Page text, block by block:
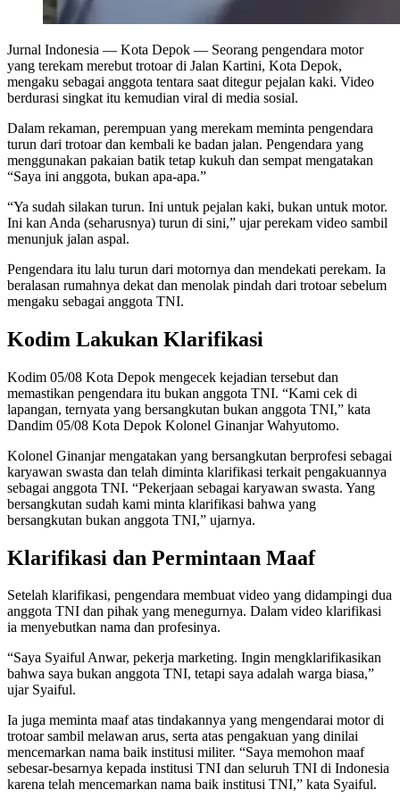
Jurnal Indonesia — Kota Depok — Seorang pengendara motor
yang terekam merebut trotoar di Jalan Kartini, Kota Depok,
mengaku sebagai anggota tentara saat ditegur pejalan kaki. Video
berdurasi singkat itu kemudian viral di media sosial.
Dalam rekaman, perempuan yang merekam meminta pengendara
turun dari trotoar dan kembali ke badan jalan. Pengendara yang
menggunakan pakaian batik tetap kukuh dan sempat mengatakan
“Saya ini anggota, bukan apa-apa.”
“Ya sudah silakan turun. Ini untuk pejalan kaki, bukan untuk motor.
Ini kan Anda (seharusnya) turun di sini,” ujar perekam video sambil
menunjuk jalan aspal.
Pengendara itu lalu turun dari motornya dan mendekati perekam. Ia
beralasan rumahnya dekat dan menolak pindah dari trotoar sebelum
mengaku sebagai anggota TNI.
Kodim Lakukan Klarifikasi
Kodim 05/08 Kota Depok mengecek kejadian tersebut dan
memastikan pengendara itu bukan anggota TNI. “Kami cek di
lapangan, ternyata yang bersangkutan bukan anggota TNI,” kata
Dandim 05/08 Kota Depok Kolonel Ginanjar Wahyutomo.
Kolonel Ginanjar mengatakan yang bersangkutan berprofesi sebagai
karyawan swasta dan telah diminta klarifikasi terkait pengakuannya
sebagai anggota TNI. “Pekerjaan sebagai karyawan swasta. Yang
bersangkutan sudah kami minta klarifikasi bahwa yang
bersangkutan bukan anggota TNI,” ujarnya.
Klarifikasi dan Permintaan Maaf
Setelah klarifikasi, pengendara membuat video yang didampingi dua
anggota TNI dan pihak yang menegurnya. Dalam video klarifikasi
ia menyebutkan nama dan profesinya.
“Saya Syaiful Anwar, pekerja marketing. Ingin mengklarifikasikan
bahwa saya bukan anggota TNI, tetapi saya adalah warga biasa,”
ujar Syaiful.
Ia juga meminta maaf atas tindakannya yang mengendarai motor di
trotoar sambil melawan arus, serta atas pengakuan yang dinilai
mencemarkan nama baik institusi militer. “Saya memohon maaf
sebesar-besarnya kepada institusi TNI dan seluruh TNI di Indonesia
karena telah mencemarkan nama baik institusi TNI,” kata Syaiful.